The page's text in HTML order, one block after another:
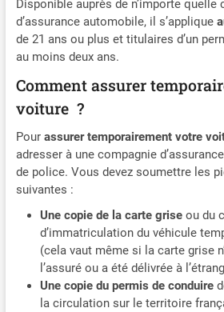
Disponible auprès de n’importe quelle
d’assurance automobile, il s’applique
de 21 ans ou plus et titulaires d’un
au moins deux ans.
Comment assurer
voiture ?
Pourassurer temporairement votre
adresser à une compagnie
de police. Vous devez soumettre les
suivantes :
Une copie de la carte griseou du
d’immatriculation du véhicule
(cela vaut même si la carte grise
l’assuré ou a été délivrée à
Une copie du permis de conduire
la circulation sur le territoire